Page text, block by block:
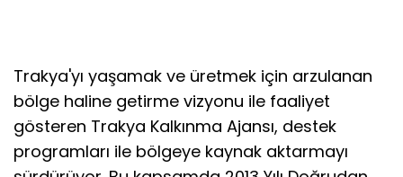
Trakya'yı yaşamak ve üretmek için arzulanan
bölge haline getirme vizyonu ile faaliyet
gösteren Trakya Kalkınma Ajansı, destek
programları ile bölgeye kaynak aktarmayı